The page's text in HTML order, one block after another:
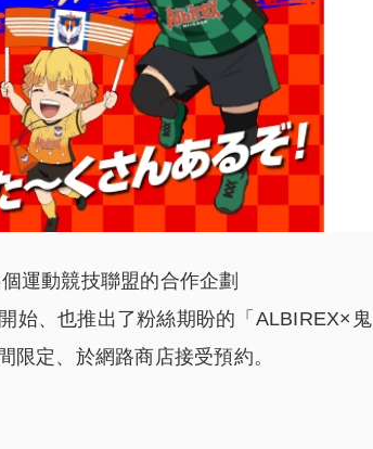
運動競技聯盟的合作企劃
始、也推出了粉絲期盼的「ALBIREX×鬼
定、於網路商店接受預約。